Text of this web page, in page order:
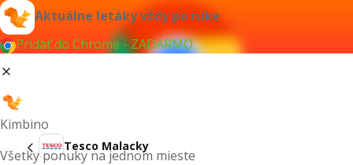
Aktuálne letáky vždy po ruke
Pridať do Chrome - ZADARMO
Kimbino
Všetky ponuky na jednom mieste
Tesco Malacky